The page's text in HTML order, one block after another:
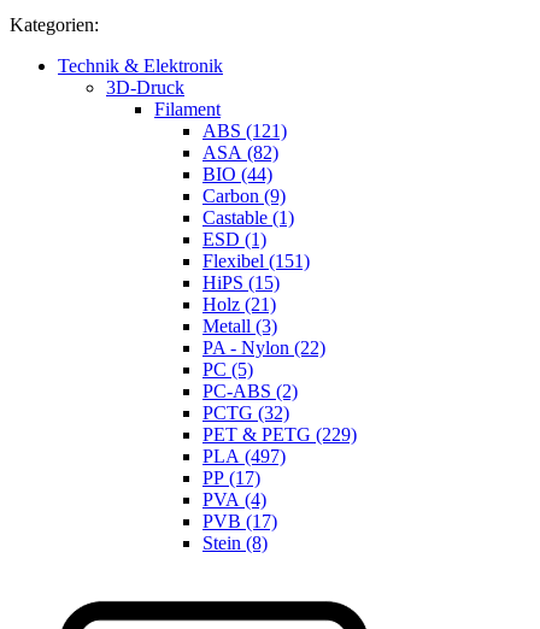
Kategorien:
Technik & Elektronik
3D-Druck
Filament
ABS (121)
ASA (82)
BIO (44)
Carbon (9)
Castable (1)
ESD (1)
Flexibel (151)
HiPS (15)
Holz (21)
Metall (3)
PA - Nylon (22)
PC (5)
PC-ABS (2)
PCTG (32)
PET & PETG (229)
PLA (497)
PP (17)
PVA (4)
PVB (17)
Stein (8)